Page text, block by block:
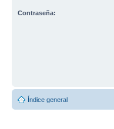
Contraseña:
Índice general